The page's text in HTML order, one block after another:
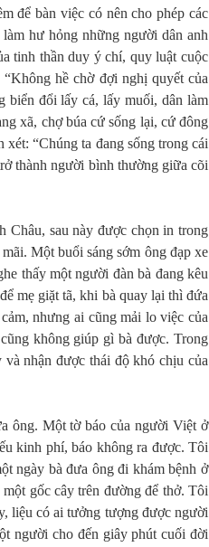
để bàn việc có nên cho phép các
hư hỏng những người dân anh
tinh thần duy ý chí, quy luật cuộc
hề chờ đợi nghị quyết của
biển đổi lấy cá, lấy muối, dân làm
xã, chợ búa cứ sống lại, cứ đông
“Chúng ta đang sống trong cái
thành người bình thường giữa cõi
Châu, sau này được chọn in trong
Một buổi sáng sớm ông đạp xe
thấy một người đàn bà đang kêu
mẹ giặt tã, khi bà quay lại thì đứa
nhưng ai cũng mải lo việc của
không giúp gì bà được. Trong
nhận được thái độ khó chịu của
ông. Một tờ báo của người Việt ở
kinh phí, báo không ra được. Tôi
ngày bà đưa ông đi khám bệnh ở
gốc cây trên đường để thở. Tôi
liệu có ai tưởng tượng được người
người cho đến giây phút cuối đời